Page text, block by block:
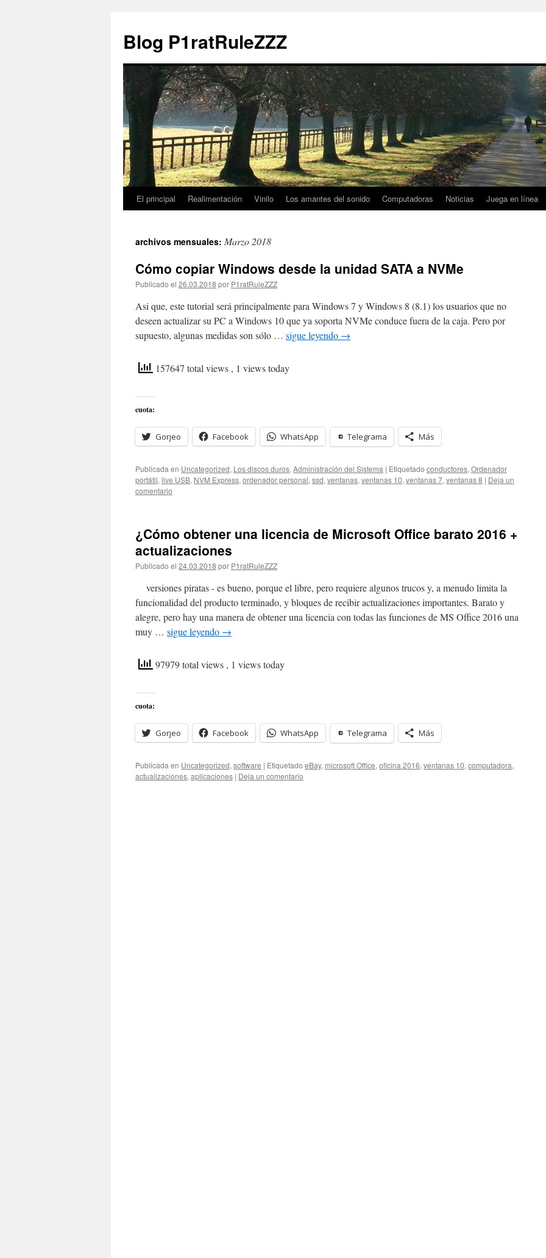
Blog P1ratRuleZZZ
El principal Realimentación Vinilo Los amantes del sonido Computadoras Noticias Juega en línea
archivos mensuales: Marzo 2018
Cómo copiar Windows desde la unidad SATA a NVMe
Publicado el 26.03.2018 por P1ratRuleZZZ
Asi que, este tutorial será principalmente para Windows 7 y Windows 8 (8.1) los usuarios que no
deseen actualizar su PC a Windows 10 que ya soporta NVMe conduce fuera de la caja. Pero por
supuesto, algunas medidas son sólo … sigue leyendo →
157647 total views , 1 views today
cuota:
Gorjeo Facebook WhatsApp Telegrama Más
Publicada en Uncategorized, Los discos duros, Administración del Sistema | Etiquetado conductores, Ordenador
portátil, live USB, NVM Express, ordenador personal, ssd, ventanas, ventanas 10, ventanas 7, ventanas 8 | Deja un
comentario
¿Cómo obtener una licencia de Microsoft Office barato 2016 +
actualizaciones
Publicado el 24.03.2018 por P1ratRuleZZZ
versiones piratas - es bueno, porque el libre, pero requiere algunos trucos y, a menudo limita la
funcionalidad del producto terminado, y bloques de recibir actualizaciones importantes. Barato y
alegre, pero hay una manera de obtener una licencia con todas las funciones de MS Office 2016 una
muy … sigue leyendo →
97979 total views , 1 views today
cuota:
Gorjeo Facebook WhatsApp Telegrama Más
Publicada en Uncategorized, software | Etiquetado eBay, microsoft Office, oficina 2016, ventanas 10, computadora,
actualizaciones, aplicaciones | Deja un comentario